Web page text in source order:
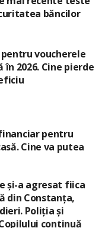
băncilor
voucherele
în 2026. Cine pierde
pentru
Cine va putea
și-a agresat fiica
din Constanța,
Poliția și
continuă